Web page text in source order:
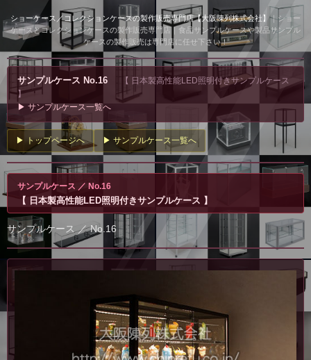
ショーケース／コレクションケースの製作販売専門店【大阪陳列株式会社】｜ショー
ケースとコレクションケースの製作販売専門店｜食品サンプルケースや製品サンプル
ケースの製作販売は専門店に任せ下さい！
サンプルケース No.16
【 日本製高性能LED照明付きサンプルケース
】
▶ サンプルケース一覧へ
▶ トップページへ ▶ サンプルケース一覧へ
サンプルケース ／ No.16
【 日本製高性能LED照明付きサンプルケース 】
サンプルケース ／ No.16